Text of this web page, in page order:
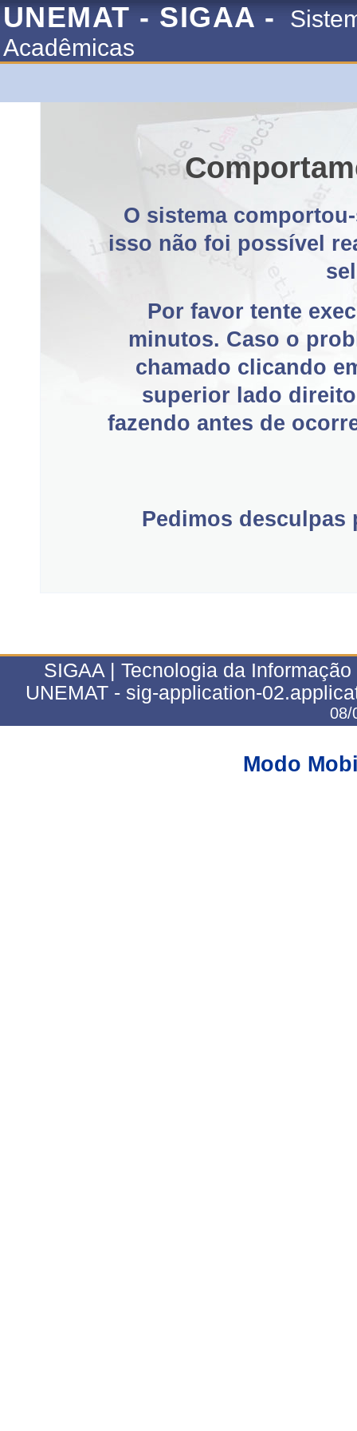
UNEMAT - SIGAA -
Acadêmicas
O sistema
isso não foi possível
Por favor tente
minutos. Caso o
chamado clicando
superior lado
fazendo antes de
Pedimos
SIGAA | Tecnologia da
UNEMAT - sig-application-
08/
Modo